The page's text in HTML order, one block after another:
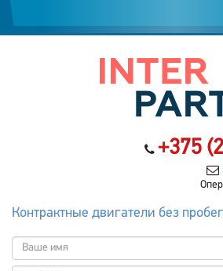
+375
Контрактные двигатели без